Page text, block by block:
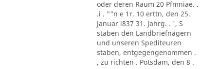
oder deren Raum 20 Pfmniae. .
.i . ""n e 1r. 10 erttn, den 25.
Januar l837 31. Jahrg. . ', S
staben den Landbriefnägern
und unseren Spediteuren
staben, entgegengenommen .
, zu richten . Potsdam, den 8 .